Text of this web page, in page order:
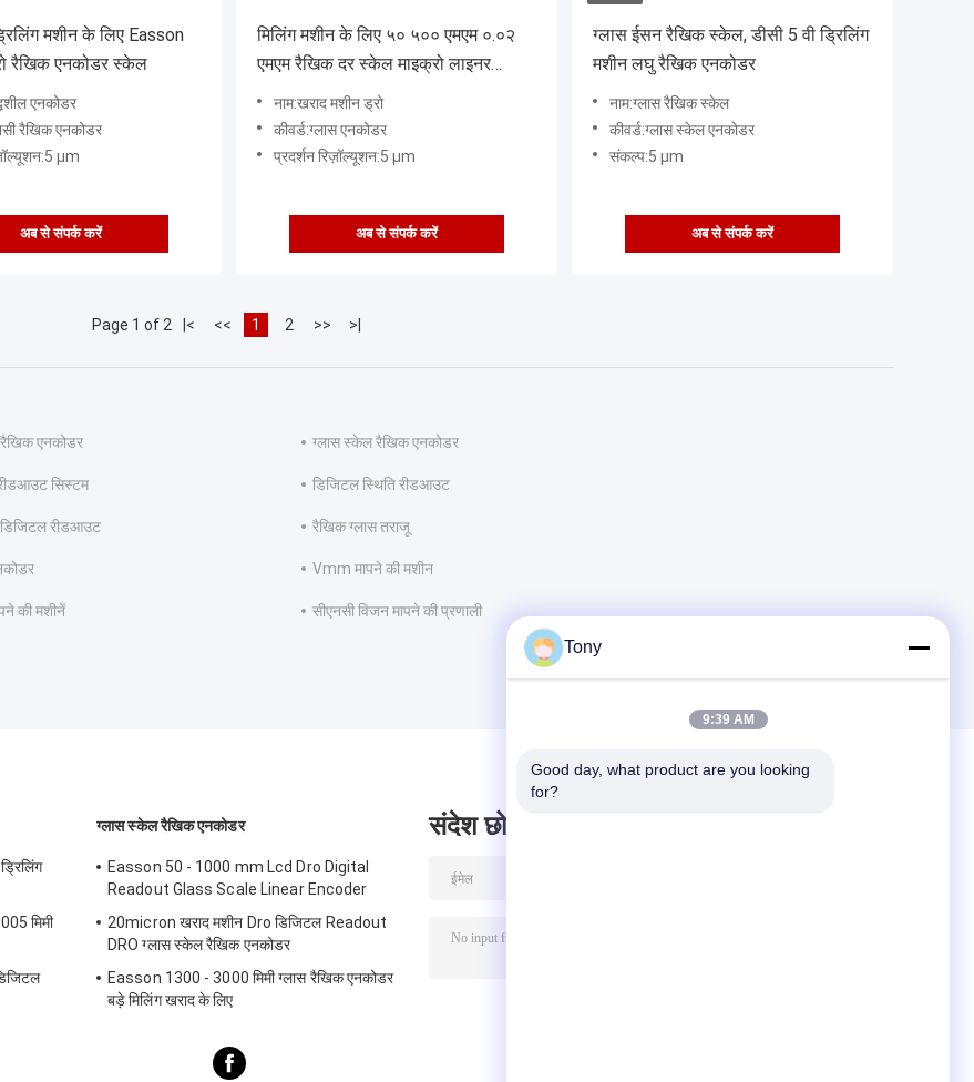
मशीन के लिए Easson
रैखिक एनकोडर स्केल
एनकोडर
रैखिक एनकोडर
µm
अब से संपर्क करें
मिलिंग मशीन के लिए ५० ५०० एमएम ०.०२
एमएम रैखिक दर स्केल माइक्रो लाइनर
नाम:खराद मशीन ड्रो
कीवर्ड:ग्लास एनकोडर
प्रदर्शन रिज़ॉल्यूशन:5 µm
अब से संपर्क करें
ग्लास ईसन रैखिक स्केल, डीसी 5 वी ड्रिलिंग
मशीन लघु रैखिक एनकोडर
नाम:ग्लास रैखिक स्केल
कीवर्ड:ग्लास स्केल एनकोडर
संकल्प:5 µm
अब से संपर्क करें
Page 1 of 2 |< << 1 2 >> >|
एनकोडर ग्लास स्केल रैखिक एनकोडर
सिस्टम डिजिटल स्थिति रीडआउट
रीडआउट रैखिक ग्लास तराजू
Vmm मापने की मशीन
की मशीनें सीएनसी विजन मापने की प्रणाली
मिमी
ग्लास स्केल रैखिक एनकोडर
Easson 50 - 1000 mm Lcd Dro Digital
Readout Glass Scale Linear Encoder
20micron खराद मशीन Dro डिजिटल Readout
DRO ग्लास स्केल रैखिक एनकोडर
Easson 1300 - 3000 मिमी ग्लास रैखिक एनकोडर
बड़े मिलिंग खराद के लिए
संदेश छोड़ दो
Tony
9:39 AM
Good day, what product are you looking
for?